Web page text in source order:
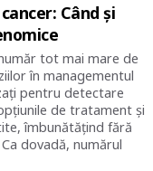
Când și
tot mai mare de
în managementul
pentru detectare
de tratament și
îmbunătățind fără
dovadă, numărul